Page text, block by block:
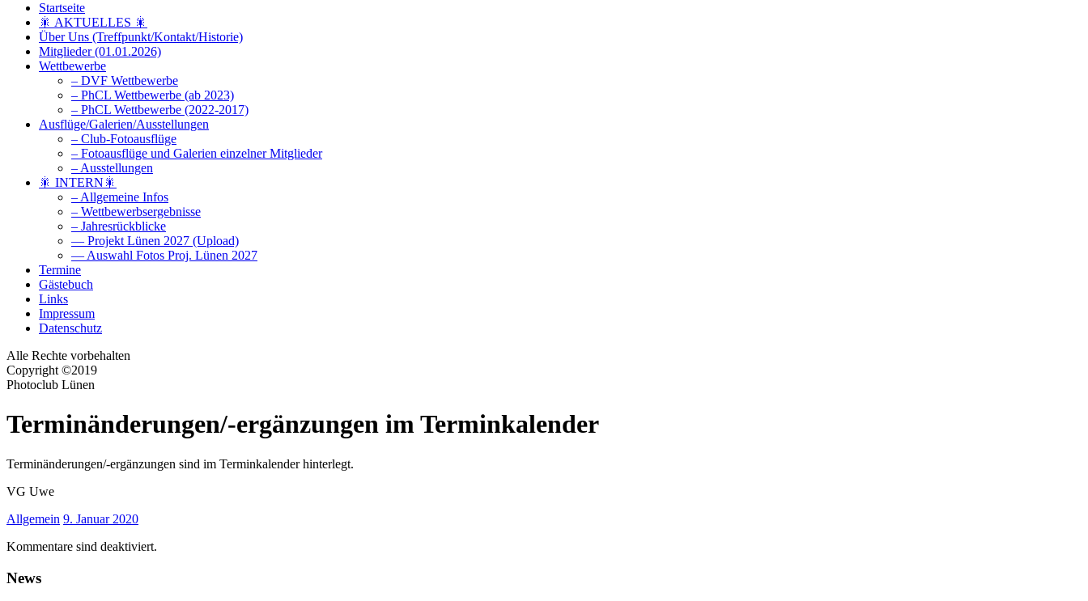
Startseite
🎇 AKTUELLES 🎇
Über Uns (Treffpunkt/Kontakt/Historie)
Mitglieder (01.01.2026)
Wettbewerbe
– DVF Wettbewerbe
– PhCL Wettbewerbe (ab 2023)
– PhCL Wettbewerbe (2022-2017)
Ausflüge/Galerien/Ausstellungen
– Club-Fotoausflüge
– Fotoausflüge und Galerien einzelner Mitglieder
– Ausstellungen
🎇 INTERN🎇
– Allgemeine Infos
– Wettbewerbsergebnisse
– Jahresrückblicke
— Projekt Lünen 2027 (Upload)
— Auswahl Fotos Proj. Lünen 2027
Termine
Gästebuch
Links
Impressum
Datenschutz
Alle Rechte vorbehalten
Copyright ©2019
Photoclub Lünen
Terminänderungen/-ergänzungen im Terminkalender
Terminänderungen/-ergänzungen sind im Terminkalender hinterlegt.
VG Uwe
Allgemein 9. Januar 2020
Kommentare sind deaktiviert.
News